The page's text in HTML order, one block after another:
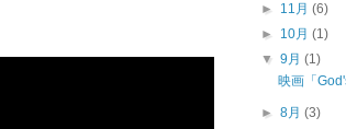
► 11月(6)
► 10月(1)
▼9月(1)
映画「
►8月(3)